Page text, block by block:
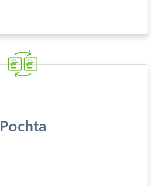
Pochta